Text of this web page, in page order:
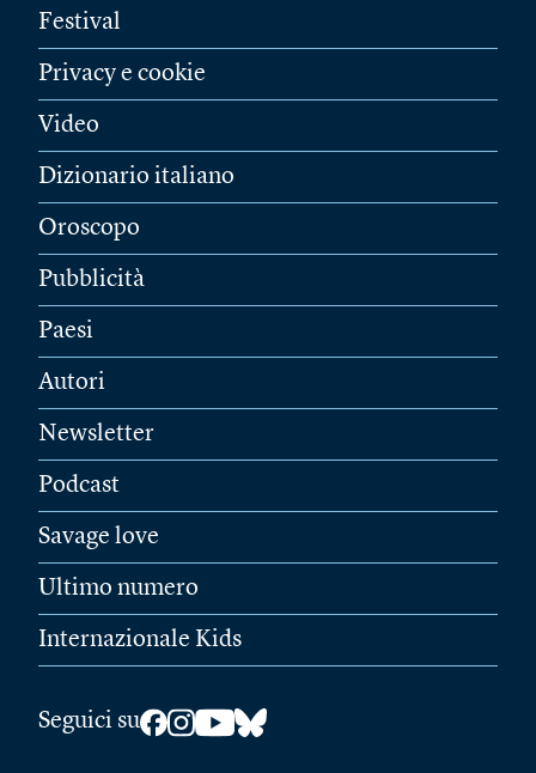
Festival
Privacy e cookie
Video
Dizionario italiano
Oroscopo
Pubblicità
Paesi
Autori
Newsletter
Podcast
Savage love
Ultimo numero
Internazionale Kids
Seguici su